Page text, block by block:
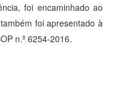
foi encaminhado ao
foi apresentado à
n.º 6254-2016.